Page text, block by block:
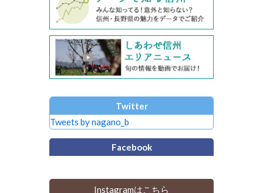
Twitter
Tweets by nagano_b
Facebook
Instagramはこちら